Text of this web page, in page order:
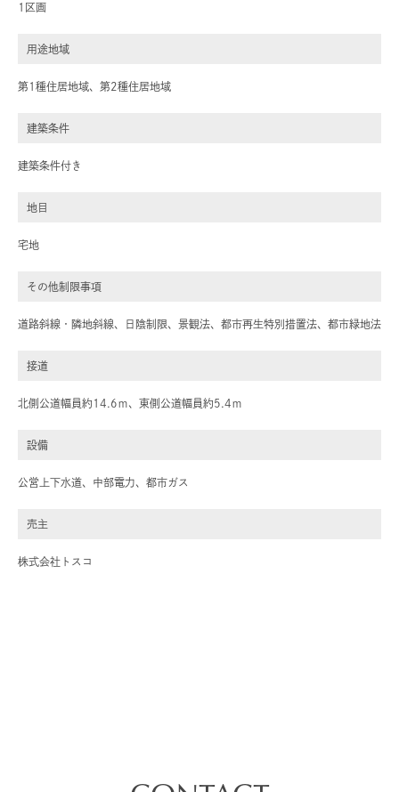
1区画
用途地域
第1種住居地域、第2種住居地域
建築条件
建築条件付き
地目
宅地
その他制限事項
道路斜線・隣地斜線、日陰制限、景観法、都市再生特別措置法、都市緑地法
接道
北側公道幅員約14.6ｍ、東側公道幅員約5.4ｍ
設備
公営上下水道、中部電力、都市ガス
売主
株式会社トスコ